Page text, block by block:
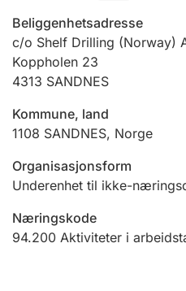
Ektepaktveileder
Offentlig sektor
Andre tema
Beliggenhetsadresse
c/o Shelf Drilling (Norway)
Koppholen 23
4313 SANDNES
Kommune, land
1108 SANDNES, Norge
Organisasjonsform
Underenhet til ikke-
Næringskode
94.200 Aktiviteter i